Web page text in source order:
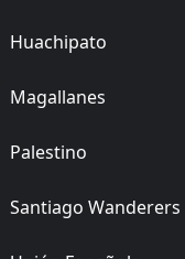
Huachipato
Magallanes
Palestino
Santiago Wanderers
07/06/2026
ANTERIORES